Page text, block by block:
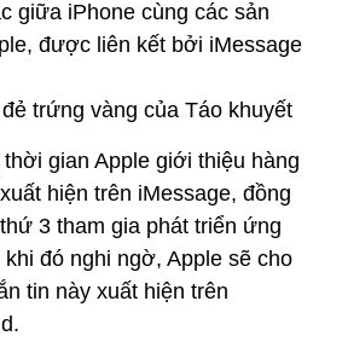
giữa iPhone cùng các sản
được liên kết bởi iMessage
trứng vàng của Táo khuyết
gian Apple giới thiệu hàng
hiện trên iMessage, đồng
3 tham gia phát triển ứng
đó nghi ngờ, Apple sẽ cho
tin này xuất hiện trên